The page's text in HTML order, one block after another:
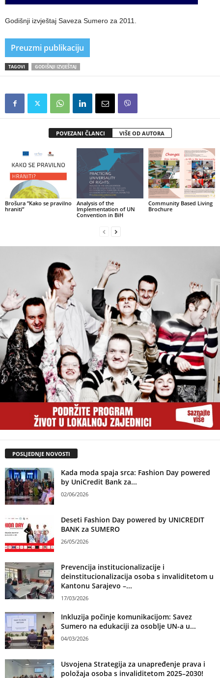
Godišnji izvještaj Saveza Sumero za 2011.
Preuzmi publikaciju
TAGOVI GODIŠNJI IZVJEŠTAJ
POVEZANI ČLANCI VIŠE OD AUTORA
Brošura ”Kako se pravilno
hraniti”
Analysis of the
Implementation of UN
Convention in BiH
Community Based Living
Brochure
POSLJEDNJE NOVOSTI
Kada moda spaja srca: Fashion Day powered
by UniCredit Bank za...
02/06/2026
Deseti Fashion Day powered by UNICREDIT
BANK za SUMERO
26/05/2026
Prevencija institucionalizacije i
deinstitucionalizacija osoba s invaliditetom u
Kantonu Sarajevo –...
17/03/2026
Inkluzija počinje komunikacijom: Savez
Sumero na edukaciji za osoblje UN-a u...
04/03/2026
Usvojena Strategija za unapređenje prava i
položaja osoba s invaliditetom 2025–2030!